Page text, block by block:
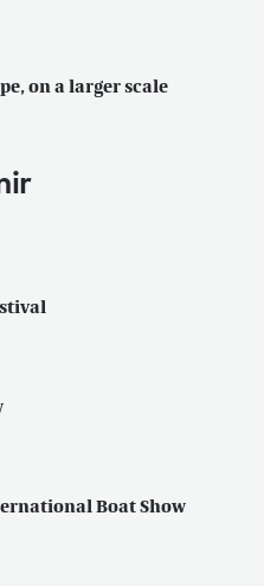
on a larger scale
Boat Show